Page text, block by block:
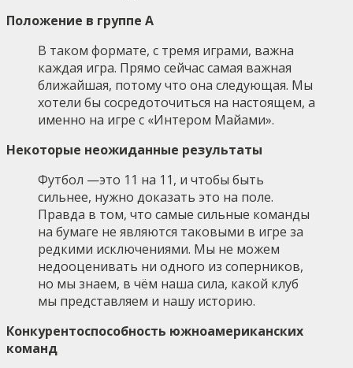
Положение в группе А
В таком формате, с тремя играми, важна
каждая игра. Прямо сейчас самая важная
ближайшая, потому что она следующая. Мы
хотели бы сосредоточиться на настоящем, а
именно на игре с «Интером Майами».
Некоторые неожиданные результаты
Футбол —это 11 на 11, и чтобы быть
сильнее, нужно доказать это на поле.
Правда в том, что самые сильные команды
на бумаге не являются таковыми в игре за
редкими исключениями. Мы не можем
недооценивать ни одного из соперников,
но мы знаем, в чём наша сила, какой клуб
мы представляем и нашу историю.
Конкурентоспособность южноамериканских
команд